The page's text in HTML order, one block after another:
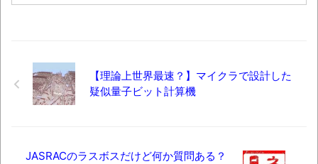
【理論上世界最速？】マイクラで設計した
疑似量子ビット計算機
JASRACのラスボスだけど何か質問ある？